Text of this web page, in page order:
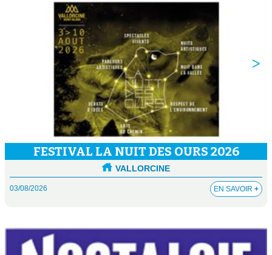
FESTIVAL LA NUIT DES OURS 2026
VALLORCINE
03/08/2026 EN SAVOIR +